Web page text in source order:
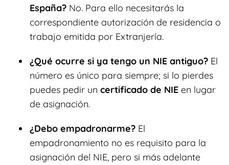
España? No. Para ello necesitarás la
correspondiente autorización de residencia o
trabajo emitida por Extranjería.
¿Qué ocurre si ya tengo un NIE antiguo? El
número es único para siempre; si lo pierdes
puedes pedir un certificado de NIE en lugar
de asignación.
¿Debo empadronarme? El
empadronamiento no es requisito para la
asignación del NIE, pero si más adelante